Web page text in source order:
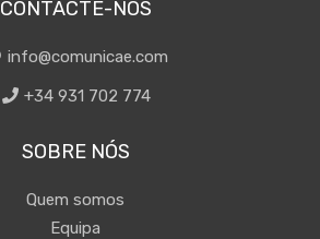
CONTACTE-NOS
info@comunicae.com
+34 931 702 774
SOBRE NÓS
Quem somos
Equipa